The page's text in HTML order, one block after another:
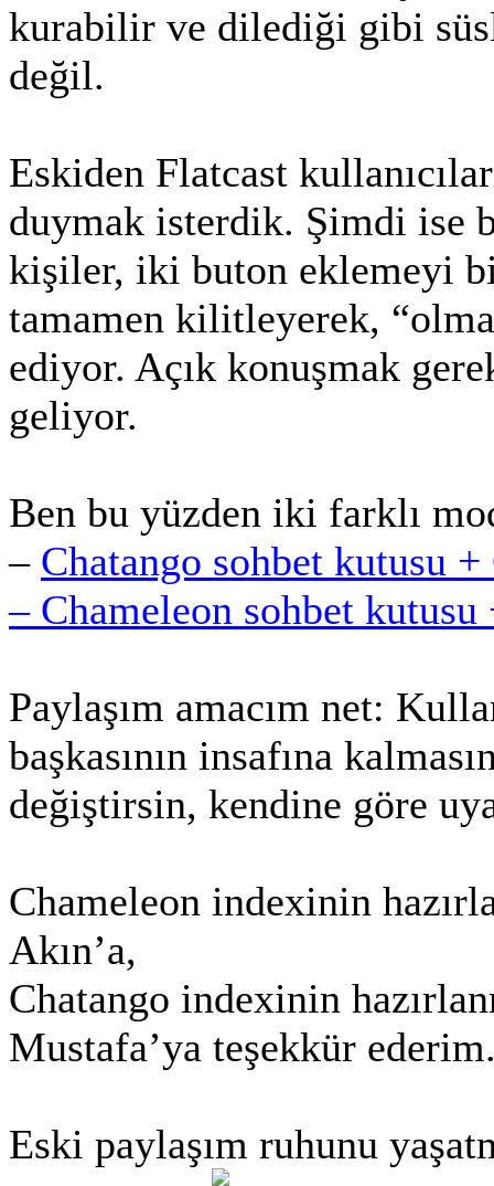
kurabilir ve dilediği gibi
değil.
Eskiden Flatcast
duymak isterdik. Şimdi ise
kişiler, iki buton eklemeyi
tamamen kilitleyerek,
ediyor. Açık konuşmak
geliyor.
Ben bu yüzden iki farklı
– Chatango sohbet kutusu
– Chameleon sohbet
Paylaşım amacım net:
başkasının insafına
değiştirsin, kendine göre
Chameleon indexinin
Akın’a,
Chatango indexinin
Mustafa’ya teşekkür
Eski paylaşım ruhunu